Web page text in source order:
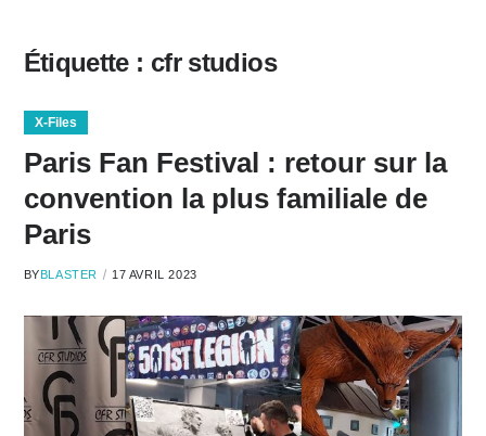
Étiquette : cfr studios
X-Files
Paris Fan Festival : retour sur la
convention la plus familiale de
Paris
BYBLASTER 17 AVRIL 2023